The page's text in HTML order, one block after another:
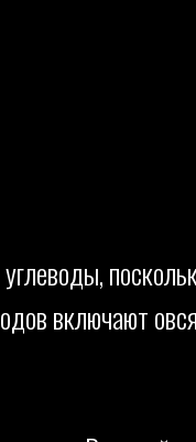
включают